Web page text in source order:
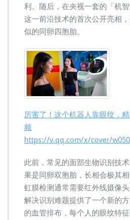
利。随后，在央视一套的「机
这一前沿技术的首次公开亮相
似的同卵四胞胎。
厉害了！这个机器人靠眼纹，
频
https://v.qq.com/x/cover/
此前，常见的面部生物识别技
果是同卵双胞胎，长相会极其
虹膜检测通常需要红外线摄像
解决识别难题提供了一个新的
的血管排布，每个人的眼纹特